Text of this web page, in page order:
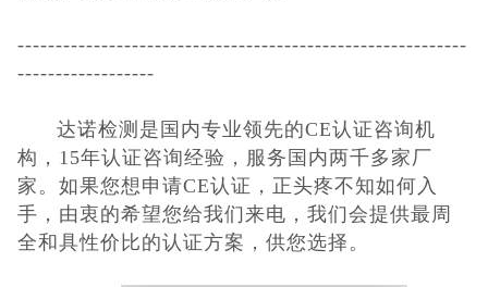
-----------------------------------------------------------
------------------
达诺检测是国内专业领先的CE认证咨询机
构，15年认证咨询经验，服务国内两千多家厂
家。如果您想申请CE认证，正头疼不知如何入
手，由衷的希望您给我们来电，我们会提供最周
全和具性价比的认证方案，供您选择。